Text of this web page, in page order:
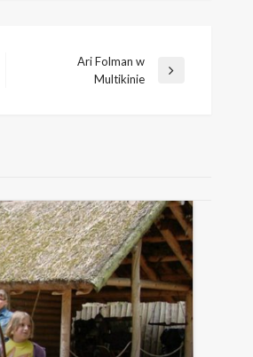
Ari Folman w
Multikinie